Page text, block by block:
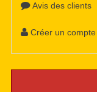
Avis des clients
Créer un compte